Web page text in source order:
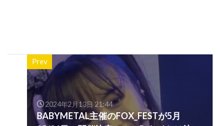
Prev
2024年2月13日 21:44
BABYMETAL主催のFOX_FESTが5月